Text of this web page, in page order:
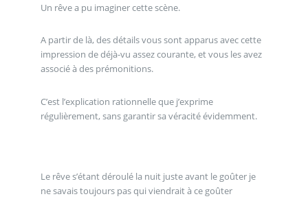
Un rêve a pu imaginer cette scène.
A partir de là, des détails vous sont apparus avec cette
impression de déjà-vu assez courante, et vous les avez
associé à des prémonitions.
C’est l’explication rationnelle que j’exprime
régulièrement, sans garantir sa véracité évidemment.
Le rêve s’étant déroulé la nuit juste avant le goûter je
ne savais toujours pas qui viendrait à ce goûter